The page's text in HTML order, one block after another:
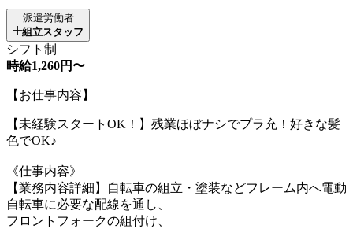
派遣労働者
組立スタッフ
シフト制
時給1,260円〜
【お仕事内容】
【未経験スタートOK！】残業ほぼナシでプラ充！好きな髪
色でOK♪
《仕事内容》
【業務内容詳細】自転車の組立・塗装などフレーム内へ電動
自転車に必要な配線を通し、
フロントフォークの組付け、